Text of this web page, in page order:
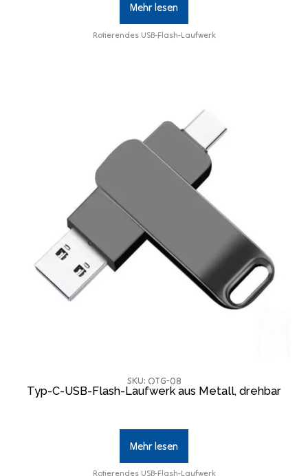
Mehr lesen
Rotierendes USB-Flash-Laufwerk
SKU: OTG-08
Typ-C-USB-Flash-Laufwerk aus Metall, drehbar
Mehr lesen
Rotierendes USB-Flash-Laufwerk